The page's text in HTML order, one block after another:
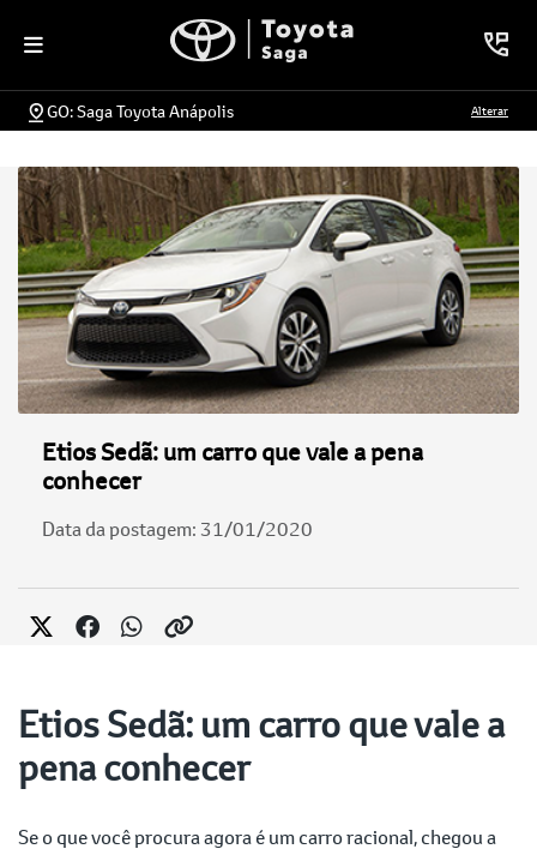
GO: Saga Toyota Anápolis Alterar
Etios Sedã: um carro que vale a pena
conhecer
Data da postagem: 31/01/2020
Etios Sedã: um carro que vale a
pena conhecer
Se o que você procura agora é um carro racional, chegou a